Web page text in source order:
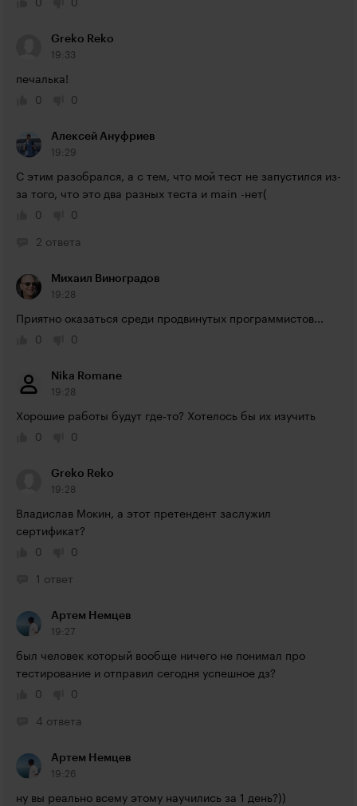
0 0
Greko Reko
19:33
печалька!
0
0
Алексей Ануфриев
19:29
С этим разобрался, а с тем, что мой тест не запустился из-
за того, что это два разных теста и main -нет(
0
0
2 ответа
Михаил Виноградов
19:28
Приятно оказаться среди продвинутых программистов...
0
0
Nika Romane
19:28
Хорошие работы будут где-то? Хотелось бы их изучить
0
0
Greko Reko
19:28
Владислав Мокин, а этот претендент заслужил
сертификат?
0
0
1 ответ
Артем Немцев
19:27
был человек который вообще ничего не понимал про
тестирование и отправил сегодня успешное дз?
0
0
4 ответа
Артем Немцев
19:26
ну вы реально всему этому научились за 1 день?))